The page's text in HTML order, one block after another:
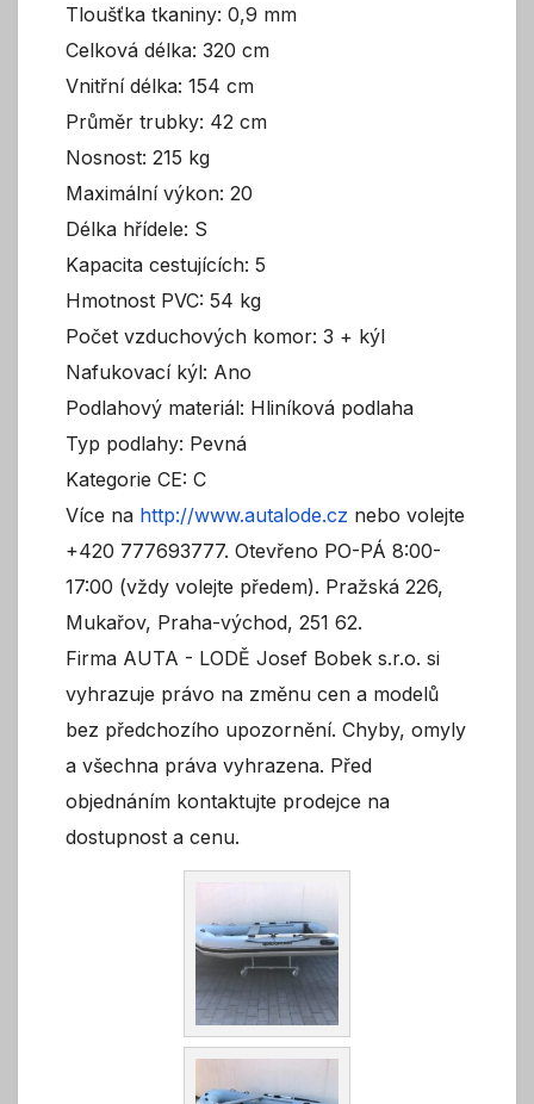
Tloušťka tkaniny: 0,9 mm
Celková délka: 320 cm
Vnitřní délka: 154 cm
Průměr trubky: 42 cm
Nosnost: 215 kg
Maximální výkon: 20
Délka hřídele: S
Kapacita cestujících: 5
Hmotnost PVC: 54 kg
Počet vzduchových komor: 3 + kýl
Nafukovací kýl: Ano
Podlahový materiál: Hliníková podlaha
Typ podlahy: Pevná
Kategorie CE: C
Více na http://www.autalode.cz nebo volejte
+420 777693777. Otevřeno PO-PÁ 8:00-
17:00 (vždy volejte předem). Pražská 226,
Mukařov, Praha-východ, 251 62.
Firma AUTA - LODĚ Josef Bobek s.r.o. si
vyhrazuje právo na změnu cen a modelů
bez předchozího upozornění. Chyby, omyly
a všechna práva vyhrazena. Před
objednáním kontaktujte prodejce na
dostupnost a cenu.